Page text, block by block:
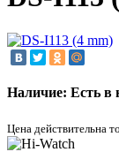
Наличие: Есть в
Цена действительна